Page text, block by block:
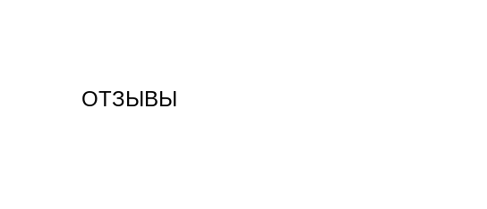
ОТЗЫВЫ